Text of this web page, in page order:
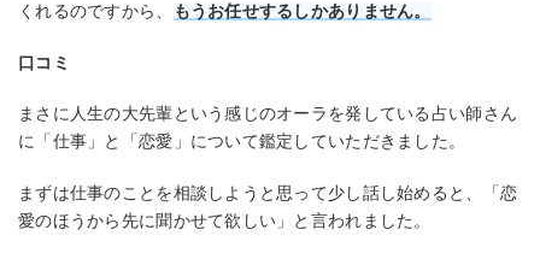
くれるのですから、
もうお任せするしかありません。
口コミ
まさに人生の大先輩という感じのオーラを発している占い師さん
に「仕事」と「恋愛」について鑑定していただきました。
まずは仕事のことを相談しようと思って少し話し始めると、「恋
愛のほうから先に聞かせて欲しい」と言われました。